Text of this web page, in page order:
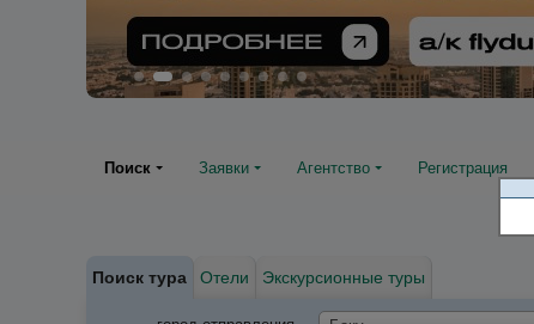
Поиск Заявки Агентство Регистрация
Поиск тура Отели Экскурсионные туры